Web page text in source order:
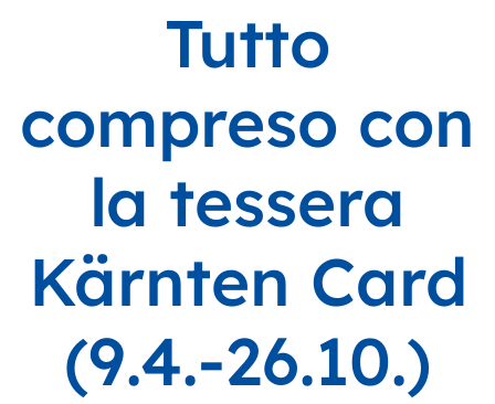
Tutto
compreso con
la tessera
Kärnten Card
(9.4.-26.10.)